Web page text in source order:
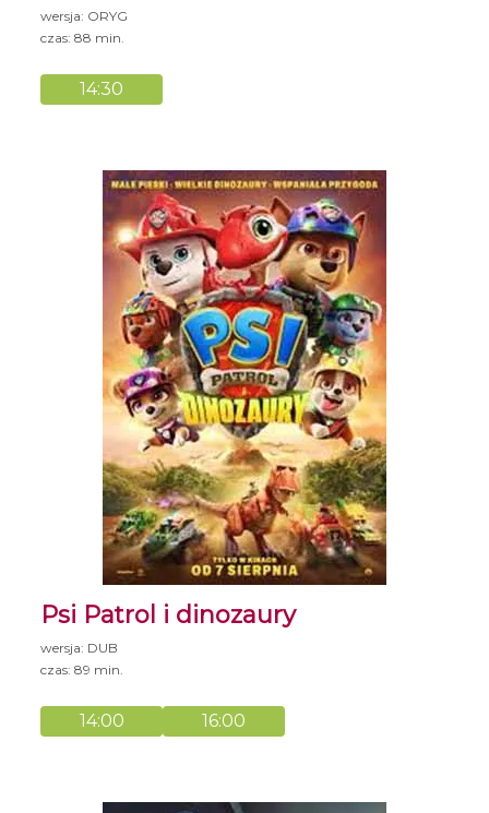
wersja: ORYG
czas: 88 min.
14:30
Psi Patrol i dinozaury
wersja: DUB
czas: 89 min.
14:00 16:00